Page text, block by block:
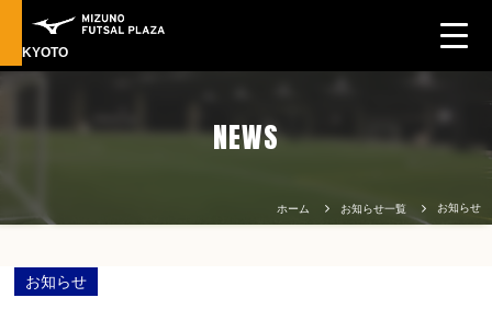
KYOTO
NEWS
ホーム お知らせ一覧 お知らせ
お知らせ